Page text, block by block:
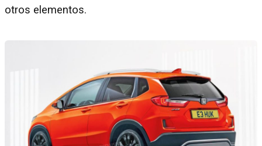
otros elementos.